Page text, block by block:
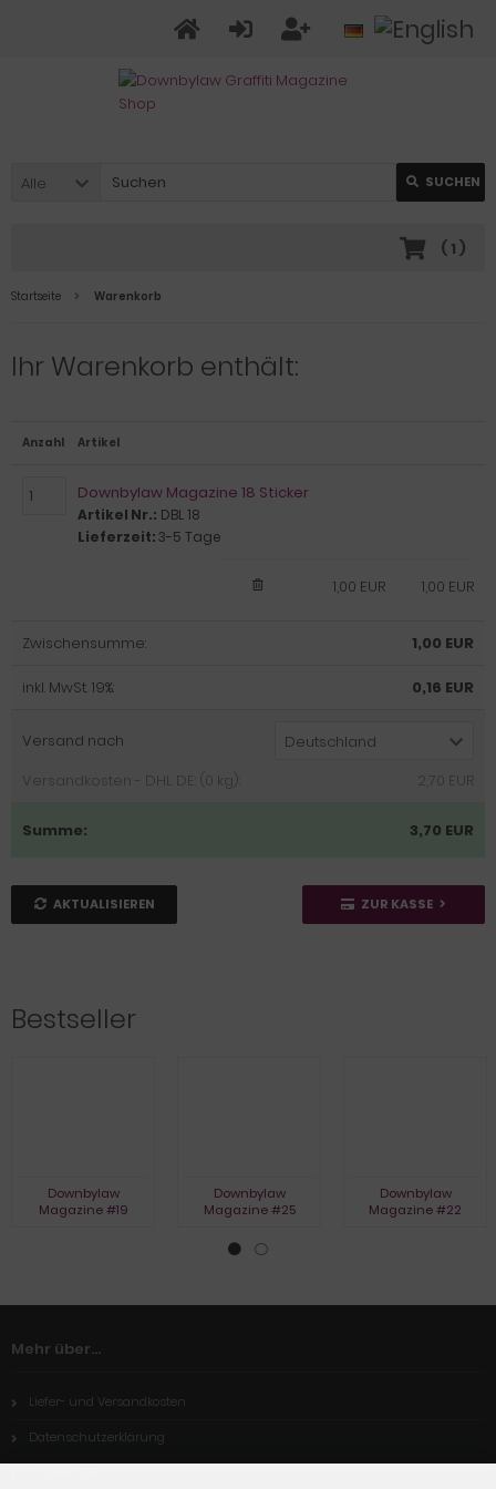
Alle SUCHEN
( 1 )
Startseite Warenkorb
Ihr Warenkorb enthält:
Anzahl Artikel
Downbylaw Magazine 18 Sticker
Artikel Nr.: DBL 18
Lieferzeit:3-5 Tage
1,00 EUR
1,00 EUR
Zwischensumme: 1,00 EUR
inkl. MwSt. 19%: 0,16 EUR
Versand nach
Deutschland
Versandkosten - DHL DE: (0 kg):
2,70 EUR
Summe: 3,70 EUR
AKTUALISIEREN ZUR KASSE
Bestseller
Downbylaw
Magazine #19
Downbylaw
Magazine #25
Downbylaw
Magazine #22
Mehr über...
Liefer- und Versandkosten
Datenschutzerklärung